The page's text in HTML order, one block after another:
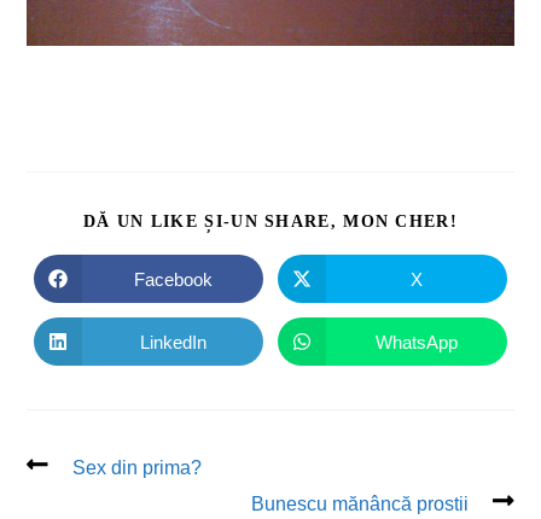
DĂ UN LIKE ȘI-UN SHARE, MON CHER!
Facebook X
LinkedIn WhatsApp
Sex din prima?
Bunescu mănâncă prostii